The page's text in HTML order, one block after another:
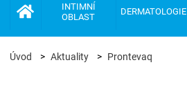
INTIMNÍ
OBLAST
DERMATOLOGIE
Úvod Aktuality Prontevaq